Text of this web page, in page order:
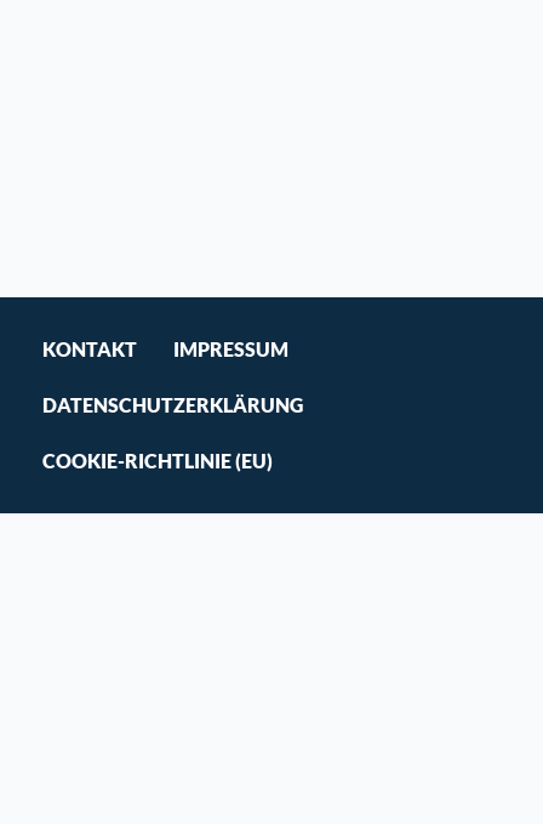
KONTAKT IMPRESSUM
DATENSCHUTZERKLÄRUNG
COOKIE-RICHTLINIE (EU)